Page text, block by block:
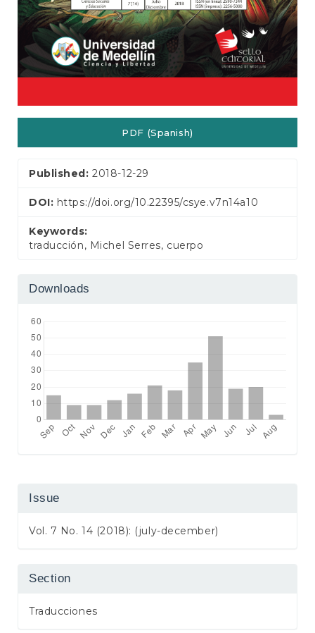
PDF (Spanish)
Published:2018-12-29
DOI: https://doi.org/10.22395/csye.v7n14a10
Keywords:
traducción, Michel Serres, cuerpo
Downloads
Issue
Vol. 7 No. 14 (2018): (july-december)
Section
Traducciones